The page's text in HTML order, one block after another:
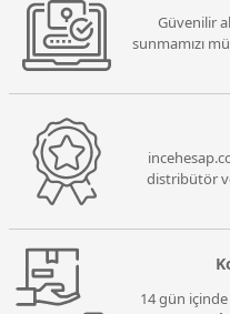
Güvenilir
sunmamızı
distribütör
14 gün